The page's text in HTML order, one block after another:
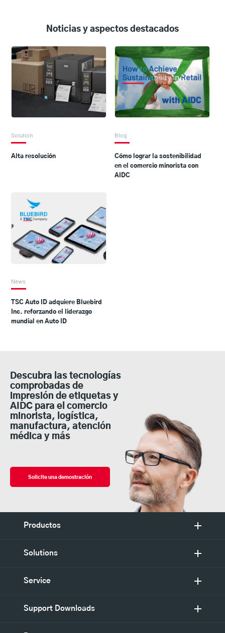
Noticias y aspectos destacados
Solution
Alta resolución
Blog
Cómo lograr la sostenibilidad
en el comercio minorista con
AIDC
News
TSC Auto ID adquiere Bluebird
Inc. reforzando el liderazgo
mundial en Auto ID
Descubra las tecnologías
comprobadas de
impresión de etiquetas y
AIDC para el comercio
minorista, logística,
manufactura, atención
médica y más
Solicite una demostración
Productos
Solutions
Service
Support Downloads